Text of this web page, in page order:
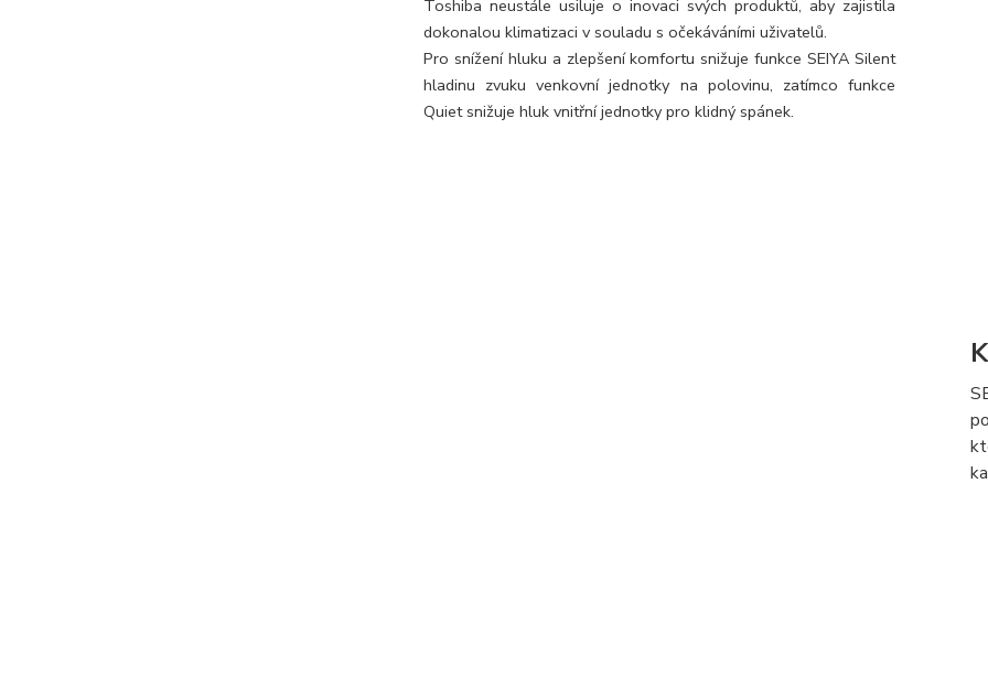
Toshiba neustále usiluje o inovaci svých produktů, aby zajistila
dokonalou klimatizaci v souladu s očekáváními uživatelů.
Pro snížení hluku a zlepšení komfortu snižuje funkce SEIYA Silent
hladinu zvuku venkovní jednotky na polovinu, zatímco funkce
Quiet snižuje hluk vnitřní jednotky pro klidný spánek.